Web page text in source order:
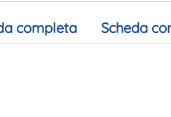
completa Scheda